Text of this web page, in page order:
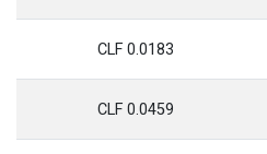
0.0183 CLF
0.0459 CLF